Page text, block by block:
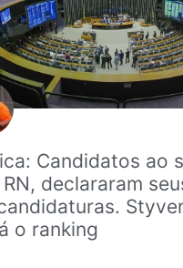
Candidatos ao
declararam
o ranking